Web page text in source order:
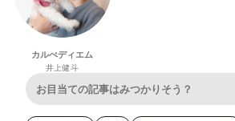
カルぺディエム
井上健斗